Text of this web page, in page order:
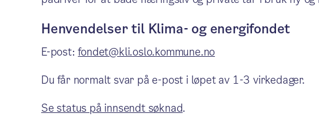
Henvendelser til Klima- og energifondet
E-post:fondet@kli.oslo.kommune.no
Du får normalt svar på e-post i løpet av 1-3 virkedager.
Se status på innsendt søknad.